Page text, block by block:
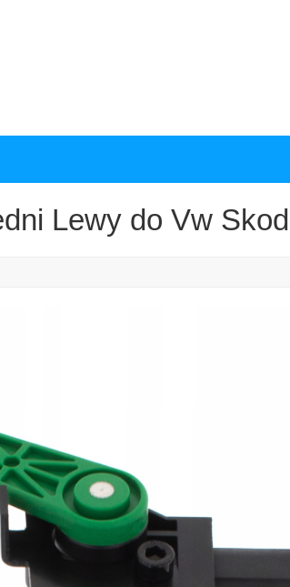
Lewy do Vw